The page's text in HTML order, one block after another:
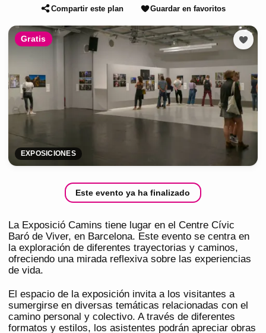
Compartir este plan Guardar en favoritos
Gratis
EXPOSICIONES
Este evento ya ha finalizado
La Exposició Camins tiene lugar en el Centre Cívic
Baró de Viver, en Barcelona. Este evento se centra en
la exploración de diferentes trayectorias y caminos,
ofreciendo una mirada reflexiva sobre las experiencias
de vida.
El espacio de la exposición invita a los visitantes a
sumergirse en diversas temáticas relacionadas con el
camino personal y colectivo. A través de diferentes
formatos y estilos, los asistentes podrán apreciar obras